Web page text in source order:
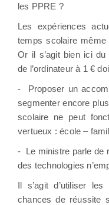
les PPRE ?
Les expériences
temps scolaire
Or il s’agit bien ici du
de l’ordinateur à 1 €
-
Proposer un
segmenter encore
scolaire ne peut
vertueux : école –
- Le ministre parle de
des technologies
Il s’agit d’utiliser
chances de réussite